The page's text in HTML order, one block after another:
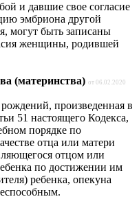
и давшие свое согласие
эмбриона другой
могут быть записаны
женщины, родившей
(материнства) от 06.02.2020
произведенная в
51 настоящего Кодекса,
порядке по
отца или матери
отцом или
по достижении им
ребенка, опекуна